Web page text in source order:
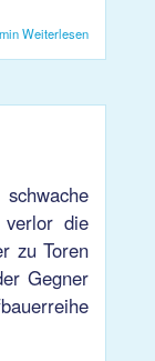
Weiterlesen
verlor die
zu Toren
Gegner